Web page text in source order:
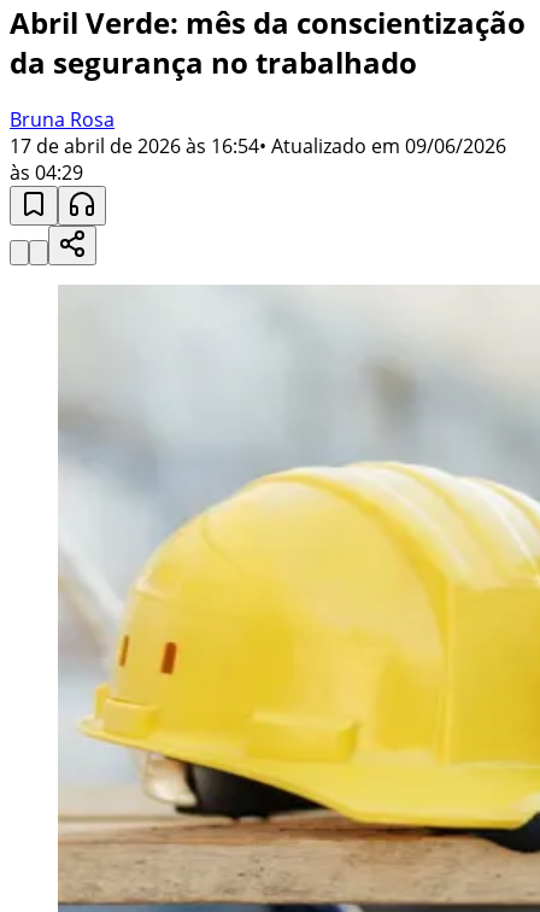
Abril Verde: mês da conscientização
da segurança no trabalhado
Bruna Rosa
17 de abril de 2026 às 16:54• Atualizado em 09/06/2026
às 04:29